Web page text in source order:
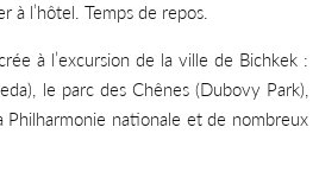
l’hôtel. Temps de repos.
à l’excursion de la ville de Bichkek :
le parc des Chênes (Dubovy Park),
Philharmonie nationale et de nombreux